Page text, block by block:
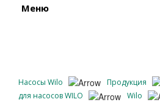
Меню
Насосы Wilo Продукция
для насосов WILO
Wilo